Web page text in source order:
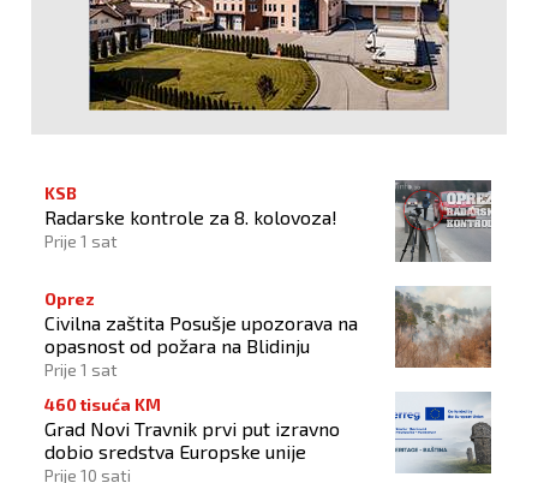
KSB
Radarske kontrole za 8. kolovoza!
Prije 1 sat
Oprez
Civilna zaštita Posušje upozorava na
opasnost od požara na Blidinju
Prije 1 sat
460 tisuća KM
Grad Novi Travnik prvi put izravno
dobio sredstva Europske unije
Prije 10 sati